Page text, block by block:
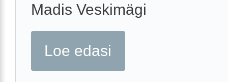
Madis Veskimägi
Loe edasi